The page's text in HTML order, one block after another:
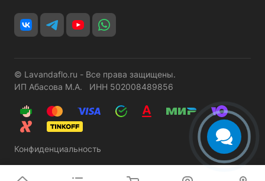
© Lavandaflo.ru - Все права защищены.
ИП Абасова М.А. ИНН 502008489856
Конфиденциальность